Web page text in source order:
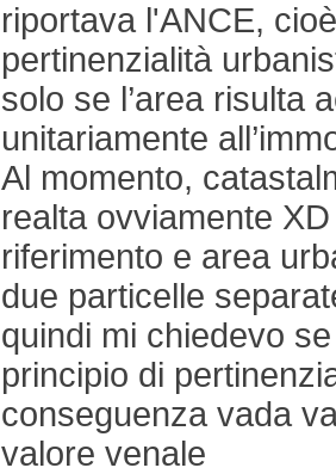
riportava l'ANCE,
pertinenzialità
solo se l’area risulta
unitariamente
Al momento,
realta ovviamente
riferimento e area
due particelle
quindi mi chiedevo
principio di
conseguenza vada
valore venale